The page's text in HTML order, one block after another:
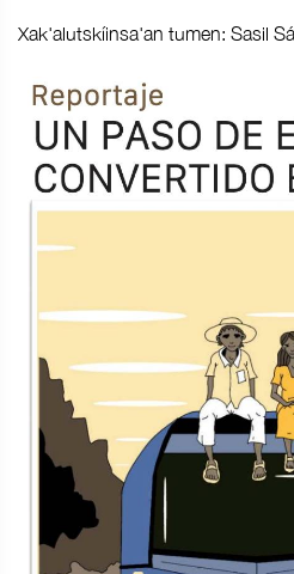
Xak'alutskíinsa'an tumen: Sasil